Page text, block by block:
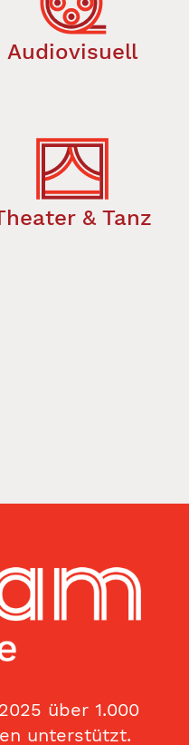
Audiovisuell
& Tanz
über 1.000
unterstützt.